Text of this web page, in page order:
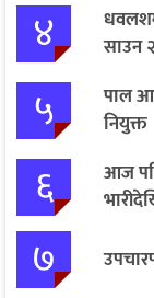
४
साउन
५
पाल
नियुक्त
६
आज
७